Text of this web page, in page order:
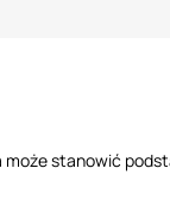
stanowić